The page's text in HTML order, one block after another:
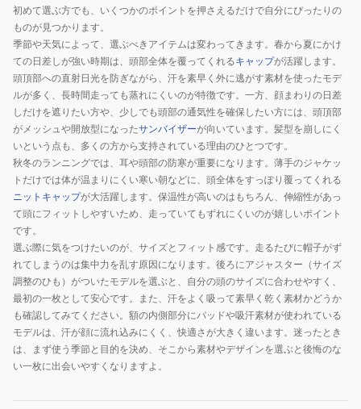
初めて選ぶ方でも、いくつかのポイントを押さえるだけで自分にぴったりの
ものが見つかります。
季節や天気によって、選ぶべきアイテムは変わってきます。春から夏にかけ
ての日差しが強い時期は、頭部全体を覆ってくれるキャップが活躍します。
頭頂部への直射日光を防ぎながら、汗を素早く外に逃がす素材を使ったモデ
ルが多く、長時間走っても蒸れにくいのが特徴です。一方、顔まわりの日差
しだけを遮りたい方や、少しでも頭部の通気性を確保したい方には、頭頂部
がメッシュや開放型になったサンバイザーが向いています。髪型を崩しにく
いという点も、多くの方から支持されている理由のひとつです。
秋冬のランニングでは、耳や頭部の防寒が重要になります。薄手のジャケッ
トだけでは体が温まりにくい寒い朝などに、頭全体をすっぽり覆ってくれる
ニットキャップが大活躍します。保温性が高いのはもちろん、伸縮性があっ
て頭にフィットしやすいため、走っていてもずれにくいのが嬉しいポイント
です。
選ぶ際に気をつけたいのが、サイズとフィット感です。走るたびに帽子がず
れてしまうのは集中力を乱す原因になります。後ろにアジャスター（サイズ
調整のひも）がついたモデルを選ぶと、自分の頭のサイズに合わせやすく、
最初の一枚として安心です。また、汗をよく吸って素早く乾く素材かどうか
も確認してみてください。額の内側部分にパッドや吸汗素材が使われている
モデルは、汗が顔に流れ込みにくく、快適さが大きく違います。迷ったとき
は、まず使う季節と目的を決め、そこから素材やデザインを選ぶと後悔のな
い一枚に出会いやすくなりますよ。